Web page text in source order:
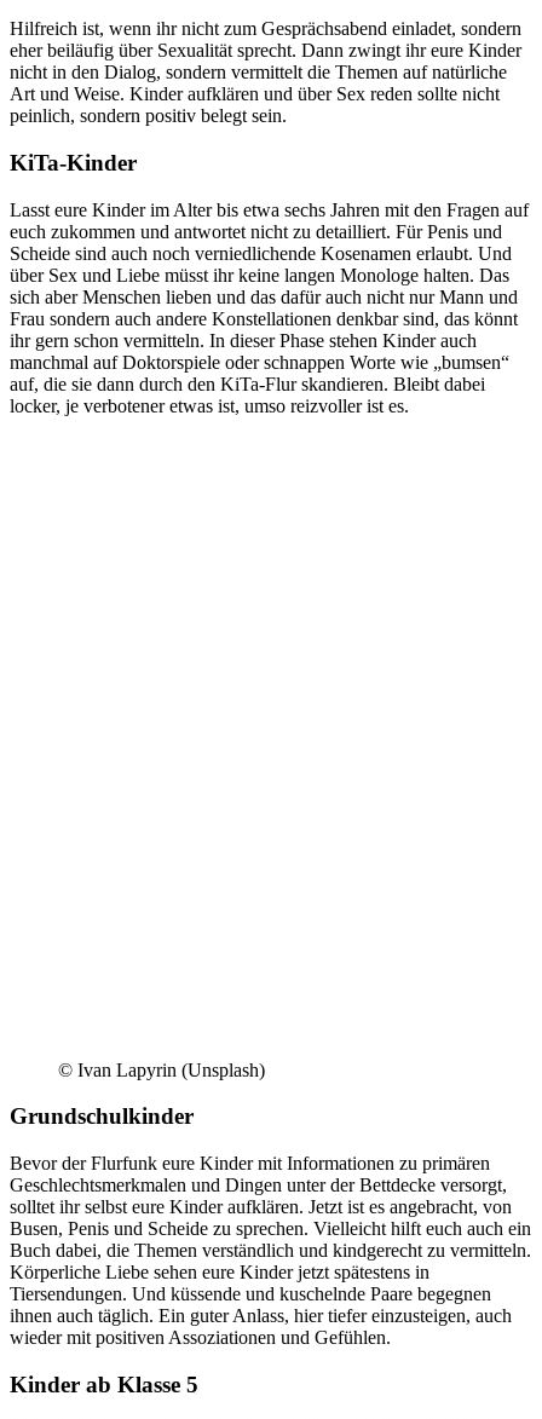
Hilfreich ist, wenn ihr nicht zum Gesprächsabend einladet, sondern
eher beiläufig über Sexualität sprecht. Dann zwingt ihr eure Kinder
nicht in den Dialog, sondern vermittelt die Themen auf natürliche
Art und Weise. Kinder aufklären und über Sex reden sollte nicht
peinlich, sondern positiv belegt sein.
KiTa-Kinder
Lasst eure Kinder im Alter bis etwa sechs Jahren mit den Fragen auf
euch zukommen und antwortet nicht zu detailliert. Für Penis und
Scheide sind auch noch verniedlichende Kosenamen erlaubt. Und
über Sex und Liebe müsst ihr keine langen Monologe halten. Das
sich aber Menschen lieben und das dafür auch nicht nur Mann und
Frau sondern auch andere Konstellationen denkbar sind, das könnt
ihr gern schon vermitteln. In dieser Phase stehen Kinder auch
manchmal auf Doktorspiele oder schnappen Worte wie „bumsen“
auf, die sie dann durch den KiTa-Flur skandieren. Bleibt dabei
locker, je verbotener etwas ist, umso reizvoller ist es.
© Ivan Lapyrin (Unsplash)
Grundschulkinder
Bevor der Flurfunk eure Kinder mit Informationen zu primären
Geschlechtsmerkmalen und Dingen unter der Bettdecke versorgt,
solltet ihr selbst eure Kinder aufklären. Jetzt ist es angebracht, von
Busen, Penis und Scheide zu sprechen. Vielleicht hilft euch auch ein
Buch dabei, die Themen verständlich und kindgerecht zu vermitteln.
Körperliche Liebe sehen eure Kinder jetzt spätestens in
Tiersendungen. Und küssende und kuschelnde Paare begegnen
ihnen auch täglich. Ein guter Anlass, hier tiefer einzusteigen, auch
wieder mit positiven Assoziationen und Gefühlen.
Kinder ab Klasse 5